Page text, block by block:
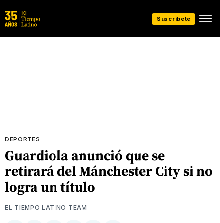
Suscríbete
DEPORTES
Guardiola anunció que se
retirará del Mánchester City si no
logra un título
EL TIEMPO LATINO TEAM